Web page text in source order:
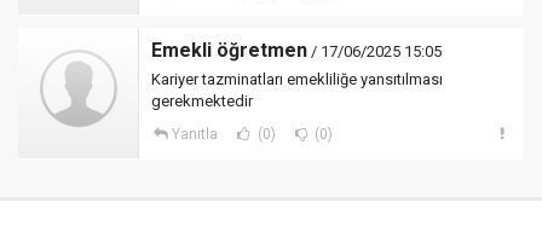
Emekli öğretmen / 17/06/2025 15:05
Kariyer tazminatları emekliliğe yansıtılması
gerekmektedir
Yanıtla (0) (0)